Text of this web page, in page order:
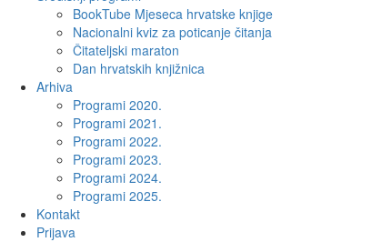
BookTube Mjeseca hrvatske knjige
Nacionalni kviz za poticanje čitanja
Čitateljski maraton
Dan hrvatskih knjižnica
Arhiva
Programi 2020.
Programi 2021.
Programi 2022.
Programi 2023.
Programi 2024.
Programi 2025.
Kontakt
Prijava